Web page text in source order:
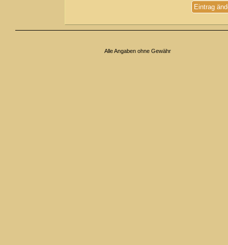
Eintrag
Alle Angaben ohne Gewähr